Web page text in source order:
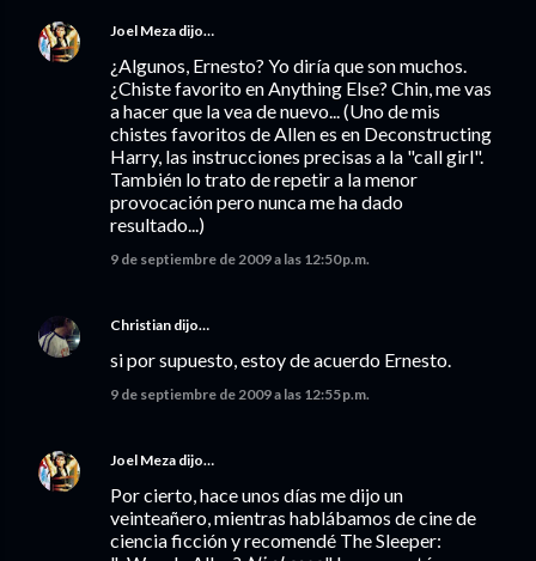
Joel Meza dijo…
¿Algunos, Ernesto? Yo diría que son muchos.
¿Chiste favorito en Anything Else? Chin, me vas
a hacer que la vea de nuevo... (Uno de mis
chistes favoritos de Allen es en Deconstructing
Harry, las instrucciones precisas a la "call girl".
También lo trato de repetir a la menor
provocación pero nunca me ha dado
resultado...)
9 de septiembre de 2009 a las 12:50 p.m.
Christian dijo…
si por supuesto, estoy de acuerdo Ernesto.
9 de septiembre de 2009 a las 12:55 p.m.
Joel Meza dijo…
Por cierto, hace unos días me dijo un
veinteañero, mientras hablábamos de cine de
ciencia ficción y recomendé The Sleeper: